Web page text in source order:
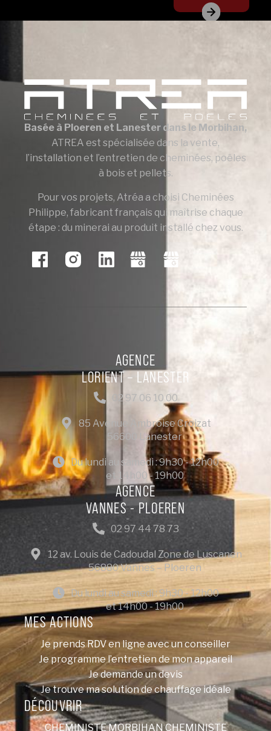
Basée à Ploeren et Lanester dans le Morbihan,
ATREA est spécialisée dans la vente,
l’installation et l’entretien de cheminées, poêles
à bois et pellets.
Pour vos projets, Atréa a choisi Cheminées
Philippe, fabricant français qui maîtrise chaque
étape : du minerai au produit installé chez vous.
DÉCOUVRIR
CHEMINISTE MORBIHANCHEMINISTE
MES ACTIONS
Je prends RDV en ligne avec un conseiller
Je programme l’entretien de mon appareil
Je demande un devis
Je trouve ma solution de chauffage idéale
AGENCE
VANNES - PLOEREN
02 97 44 78 73
12 av. Louis de Cadoudal Zone de Luscanen
56880 Vannes – Ploeren
Du lundi au samedi : 9h30 - 12h00
et 14h00 - 19h00
AGENCE
LORIENT – LANESTER
02 97 06 10 00
85 Avenue Ambroise Croizat
56600 Lanester
Du lundi au samedi : 9h30 - 12h00
et 14h00 - 19h00